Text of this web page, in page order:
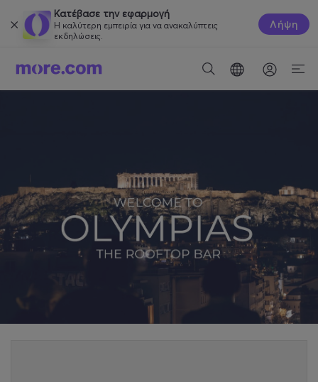
Κατέβασε την εφαρμογή
Η καλύτερη εμπειρία για να ανακαλύπτεις
εκδηλώσεις.
Λήψη